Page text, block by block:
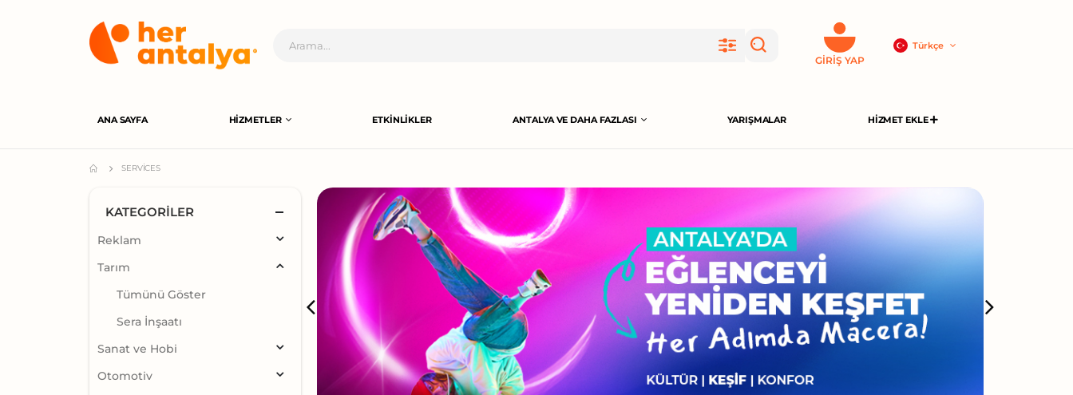
GIRIŞ YAP
Türkçe
ANA SAYFA HIZMETLER ETKINLIKLER ANTALYA VE DAHA FAZLASI YARIŞMALAR HIZMET EKLE
SERVICES
KATEGORILER
Reklam
Tarım
Tümünü Göster
Sera İnşaatı
Sanat ve Hobi
Otomotiv